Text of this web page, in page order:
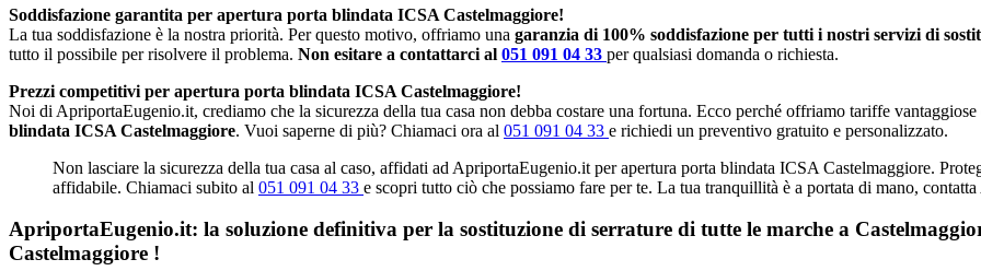
Soddisfazione garantita per apertura porta blindata ICSA Castelmaggiore!
La tua soddisfazione è la nostra priorità. Per questo motivo, offriamo una garanzia di 100% soddisfazione per tutti i nostri servizi di
tutto il possibile per risolvere il problema. Non esitare a contattarci al 051 091 04 33 per qualsiasi domanda o richiesta.
Prezzi competitivi per apertura porta blindata ICSA Castelmaggiore!
Noi di ApriportaEugenio.it, crediamo che la sicurezza della tua casa non debba costare una fortuna. Ecco perché offriamo tariffe
blindata ICSA Castelmaggiore. Vuoi saperne di più? Chiamaci ora al 051 091 04 33 e richiedi un preventivo gratuito e personalizzato.
Non lasciare la sicurezza della tua casa al caso, affidati ad ApriportaEugenio.it per apertura porta blindata ICSA Castelmaggiore.
affidabile. Chiamaci subito al 051 091 04 33 e scopri tutto ciò che possiamo fare per te. La tua tranquillità è a portata di mano,
ApriportaEugenio.it: la soluzione definitiva per la sostituzione di serrature di tutte le marche a
Castelmaggiore !